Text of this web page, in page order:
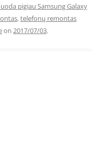
pigiau Samsung Galaxy
,telefonų remontas
on 2017/07/03.